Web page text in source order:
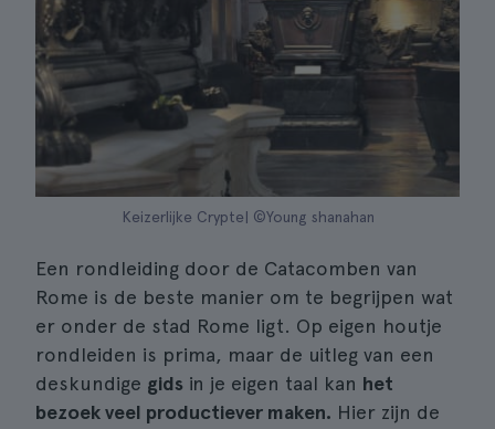
Keizerlijke Crypte| ©Young shanahan
Een rondleiding door de Catacomben van
Rome is de beste manier om te begrijpen wat
er onder de stad Rome ligt. Op eigen houtje
rondleiden is prima, maar de uitleg van een
deskundige gids in je eigen taal kan het
bezoek veel productiever maken. Hier zijn de